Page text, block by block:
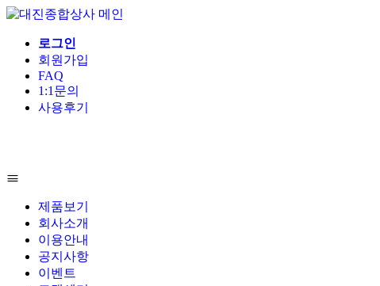
로그인
회원가입
FAQ
1:1문의
사용후기
제품보기
회사소개
이용안내
공지사항
이벤트